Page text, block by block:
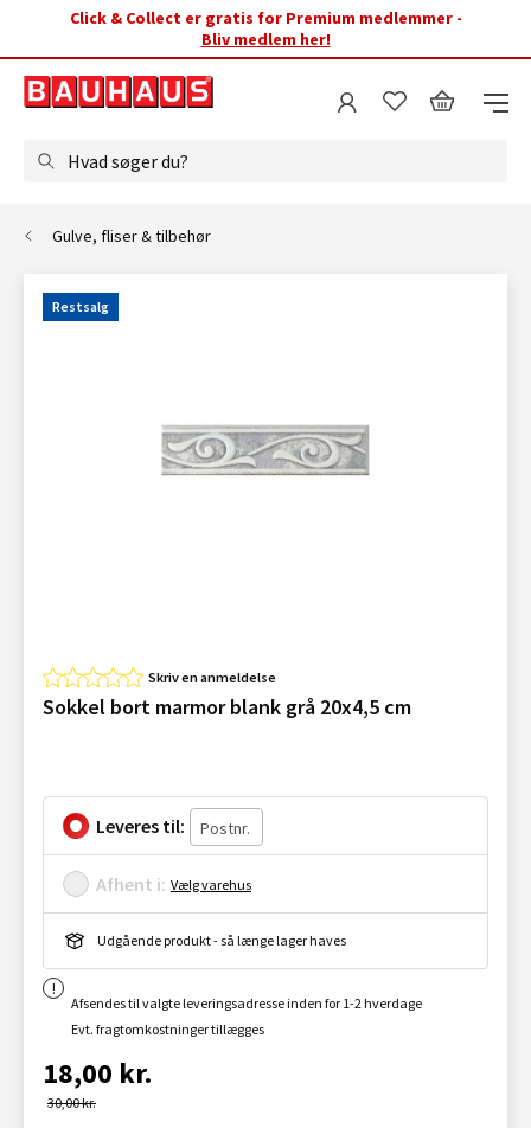
Click & Collect er gratis for Premium medlemmer -
Bliv medlem her!
Hvad søger du?
Gulve, fliser & tilbehør
Restsalg
Skriv en anmeldelse
Sokkel bort marmor blank grå 20x4,5 cm
Leveres til:
Afhent i: Vælg varehus
Udgående produkt - så længe lager haves
Afsendes til valgte leveringsadresse inden for 1-2 hverdage
Evt. fragtomkostninger tillægges
18,00 kr.
30,00 kr.